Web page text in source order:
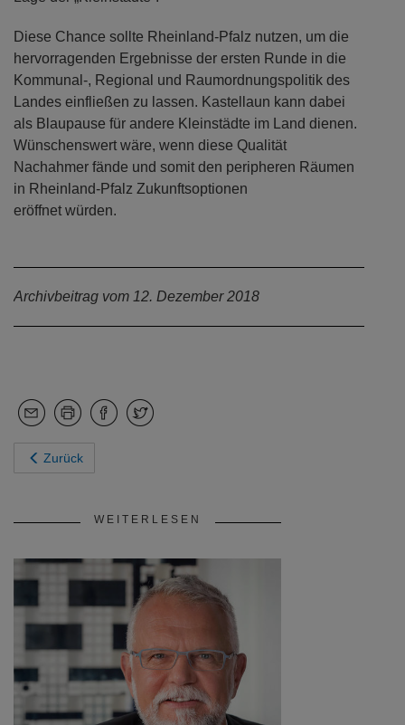
Diese Chance sollte Rheinland-Pfalz nutzen, um die
hervorragenden Ergebnisse der ersten Runde in die
Kommunal-, Regional und Raumordnungspolitik des
Landes einfließen zu lassen. Kastellaun kann dabei
als Blaupause für andere Kleinstädte im Land dienen.
Wünschenswert wäre, wenn diese Qualität
Nachahmer fände und somit den peripheren Räumen
in Rheinland-Pfalz Zukunftsoptionen
eröffnet würden.
Archivbeitrag vom 12. Dezember 2018
Zurück
WEITERLESEN